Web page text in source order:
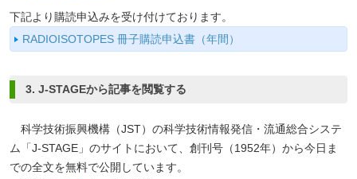
下記より購読申込みを受け付けております。
RADIOISOTOPES 冊子購読申込書（年間）
3. J-STAGEから記事を閲覧する
科学技術振興機構（JST）の科学技術情報発信・流通総合システ
ム「J-STAGE」のサイトにおいて、創刊号（1952年）から今日ま
での全文を無料で公開しています。